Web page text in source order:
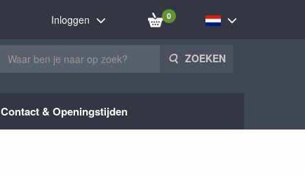
Inloggen 0
ZOEKEN
Contact & Openingstijden